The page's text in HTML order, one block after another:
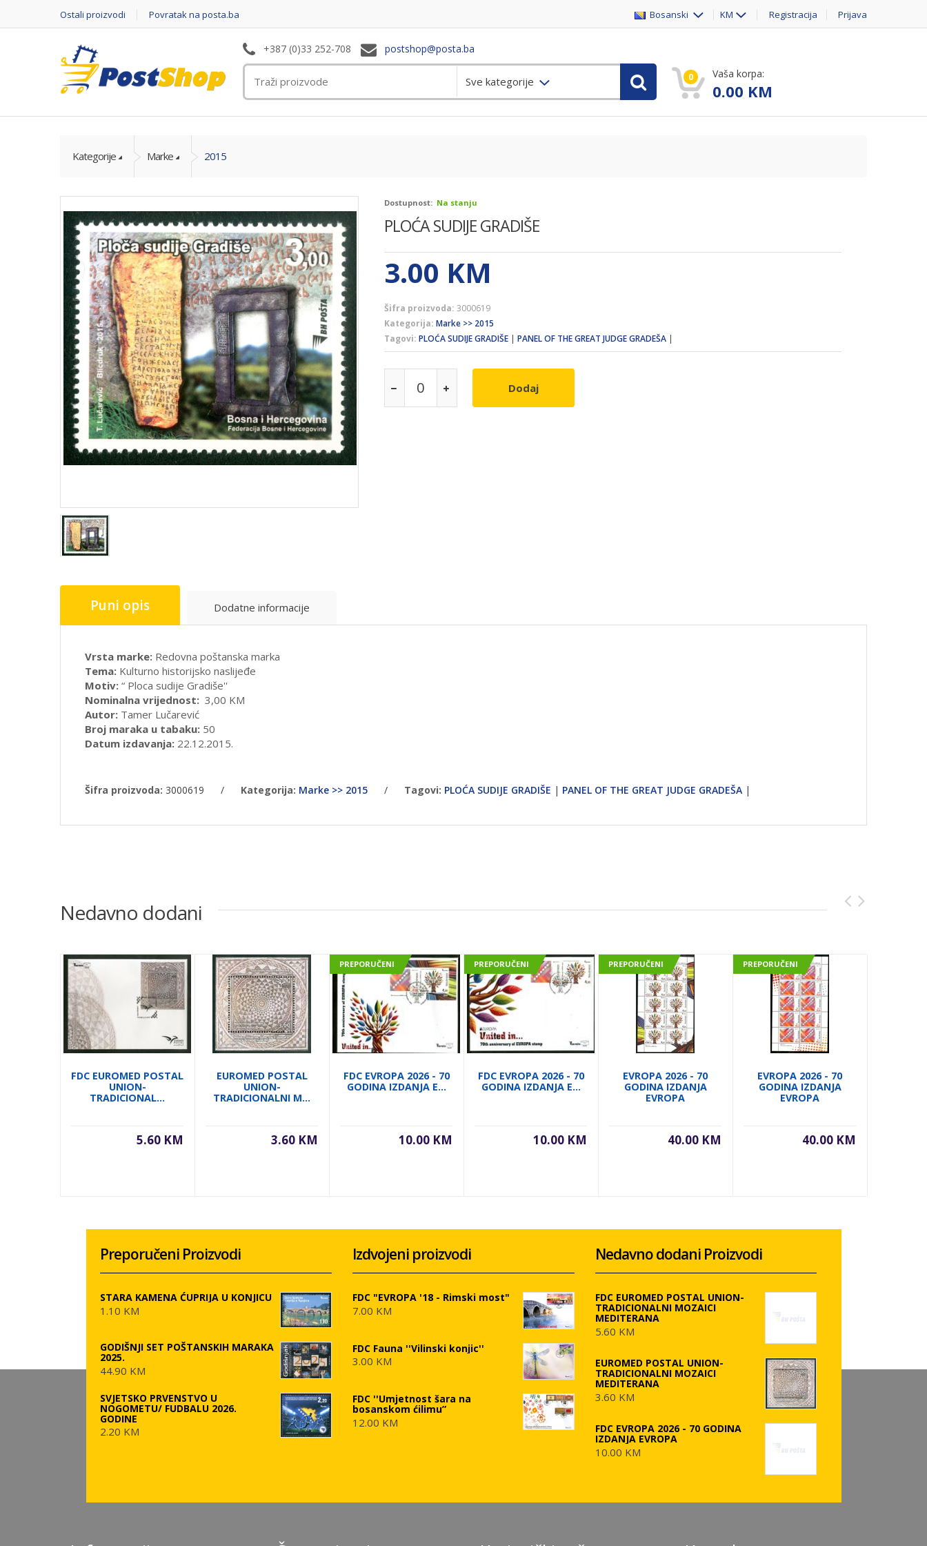
Ostali proizvodi Povratak na posta.ba Bosanski KM Registracija Prijava
+387 (0)33 252-708 postshop@posta.ba
Sve kategorije 0 Vaša korpa:
0.00 KM
Kategorije Marke 2015
Dostupnost: Na stanju
PLOĆA SUDIJE GRADIŠE
3.00 KM
Šifra proizvoda: 3000619
Kategorija: Marke >> 2015
Tagovi: PLOĆA SUDIJE GRADIŠE| PANEL OF THE GREAT JUDGE GRADEŠA|
Dodaj
Puni opis Dodatne informacije
Vrsta marke: Redovna poštanska marka
Tema: Kulturno historijsko naslijeđe
Motiv: “ Ploca sudije Gradiše''
Nominalna vrijednost: 3,00 KM
Autor: Tamer Lučarević
Broj maraka u tabaku: 50
Datum izdavanja: 22.12.2015.
Šifra proizvoda: 3000619 / Kategorija: Marke >> 2015 / Tagovi: PLOĆA SUDIJE GRADIŠE | PANEL OF THE GREAT JUDGE GRADEŠA |
Nedavno dodani
FDC EUROMED POSTAL
UNION-
TRADICIONAL...
5.60 KM
EUROMED POSTAL
UNION-
TRADICIONALNI M...
3.60 KM
PREPORUČENI
FDC EVROPA 2026 - 70
GODINA IZDANJA E...
10.00 KM
PREPORUČENI
FDC EVROPA 2026 - 70
GODINA IZDANJA E...
10.00 KM
PREPORUČENI
EVROPA 2026 - 70
GODINA IZDANJA
EVROPA
40.00 KM
PREPORUČENI
EVROPA 2026 - 70
GODINA IZDANJA
EVROPA
40.00 KM
Preporučeni Proizvodi
STARA KAMENA ĆUPRIJA U KONJICU
1.10 KM
GODIŠNJI SET POŠTANSKIH MARAKA
2025.
44.90 KM
SVJETSKO PRVENSTVO U
NOGOMETU/ FUDBALU 2026.
GODINE
2.20 KM
Izdvojeni proizvodi
FDC "EVROPA '18 - Rimski most"
7.00 KM
FDC Fauna ''Vilinski konjic''
3.00 KM
FDC ''Umjetnost šara na
bosanskom ćilimu”
12.00 KM
Nedavno dodani Proizvodi
FDC EUROMED POSTAL UNION-
TRADICIONALNI MOZAICI
MEDITERANA
5.60 KM
EUROMED POSTAL UNION-
TRADICIONALNI MOZAICI
MEDITERANA
3.60 KM
FDC EVROPA 2026 - 70 GODINA
IZDANJA EVROPA
10.00 KM